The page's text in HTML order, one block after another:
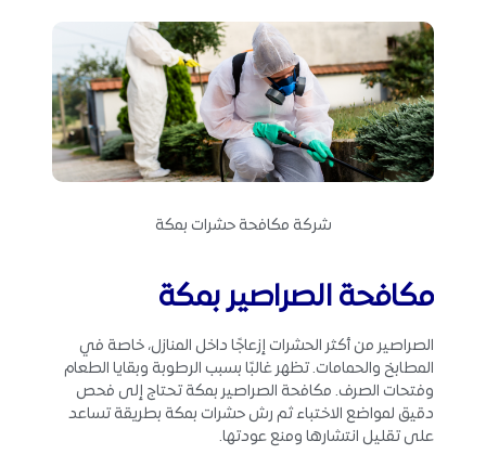
شركة مكافحة حشرات بمكة
مكافحة الصراصير بمكة
الصراصير من أكثر الحشرات إزعاجًا داخل المنازل، خاصة في
المطابخ والحمامات. تظهر غالبًا بسبب الرطوبة وبقايا الطعام
وفتحات الصرف. مكافحة الصراصير بمكة تحتاج إلى فحص
دقيق لمواضع الاختباء ثم رش حشرات بمكة بطريقة تساعد
على تقليل انتشارها ومنع عودتها.